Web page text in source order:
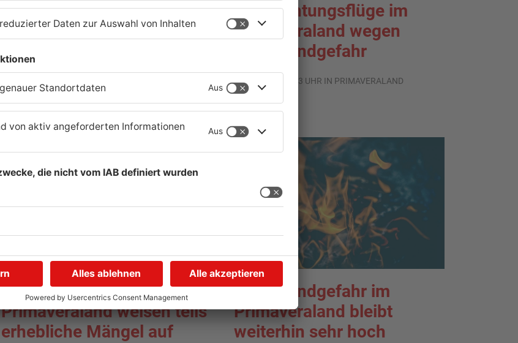
Ferienende: ADAC erwartet
Stau-Wochenende im
Primaveraland
Beobachtungsflüge im
Primaveraland wegen
Waldbrandgefahr
08.08.2026, 09:33 UHR IN PRIMAVERALAND
TOPNEWS
Schwimmbäder im
Primaveraland weisen teils
erhebliche Mängel auf
TOPNEWS
Waldbrandgefahr im
Primaveraland bleibt
weiterhin sehr hoch